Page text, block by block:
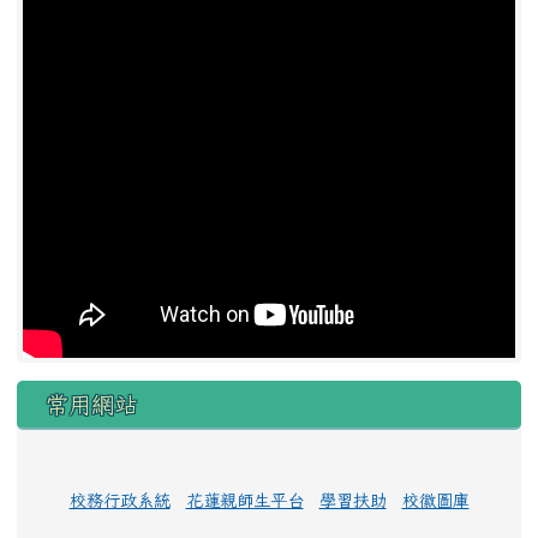
常用網站
校務行政系統 花蓮親師生平台 學習扶助 校徽圖庫